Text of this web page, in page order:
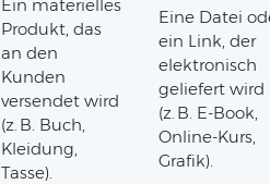
Ein materielles
Produkt, das
an den
Kunden
versendet wird
(z. B. Buch,
Kleidung,
Tasse).
Eine Datei
ein Link, der
elektronisch
geliefert wird
(z. B. E-Book,
Online-Kurs,
Grafik).